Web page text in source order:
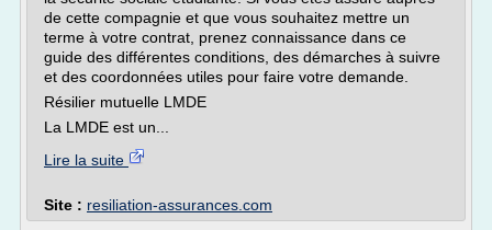
de cette compagnie et que vous souhaitez mettre un
terme à votre contrat, prenez connaissance dans ce
guide des différentes conditions, des démarches à suivre
et des coordonnées utiles pour faire votre demande.
Résilier mutuelle LMDE
La LMDE est un...
Lire la suite
Site : resiliation-assurances.com